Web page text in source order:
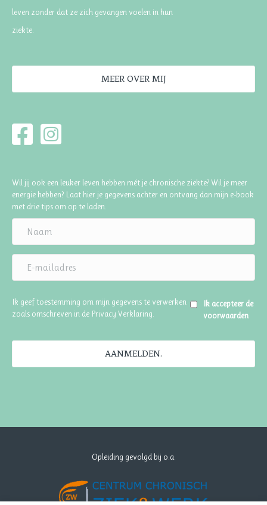
leven zonder dat ze zich gevangen voelen in hun
ziekte.
MEER OVER MIJ
Wil jij ook een leuker leven hebben mét je chronische ziekte? Wil je meer
energie hebben? Laat hier je gegevens achter en ontvang dan mijn e-book
met drie tips om op te laden.
Ik geef toestemming om mijn gegevens te verwerken
zoals omschreven in de Privacy Verklaring.
Ik accepteer de
voorwaarden
AANMELDEN.
Opleiding gevolgd bij o.a.